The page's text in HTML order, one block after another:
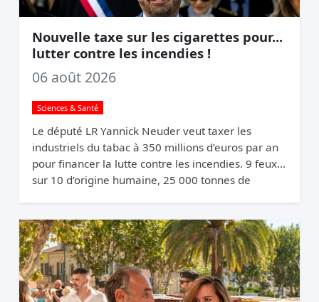
Nouvelle taxe sur les cigarettes pour...
lutter contre les incendies !
06 août 2026
Sciences & Santé
Le député LR Yannick Neuder veut taxer les
industriels du tabac à 350 millions d’euros par an
pour financer la lutte contre les incendies. 9 feux
sur 10 d’origine humaine, 25 000 tonnes de